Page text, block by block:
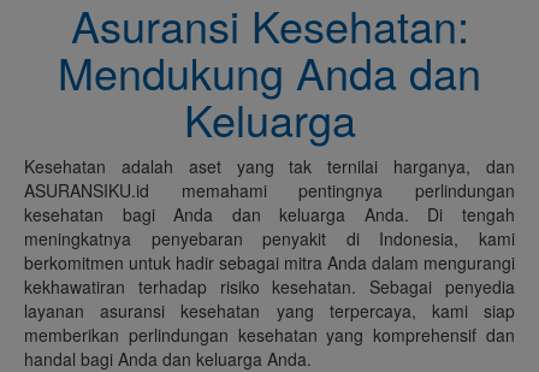
Asuransi Kesehatan:
Mendukung Anda dan
Keluarga
Kesehatan adalah aset yang tak ternilai harganya, dan
ASURANSIKU.id memahami pentingnya perlindungan
kesehatan bagi Anda dan keluarga Anda. Di tengah
meningkatnya penyebaran penyakit di Indonesia, kami
berkomitmen untuk hadir sebagai mitra Anda dalam mengurangi
kekhawatiran terhadap risiko kesehatan. Sebagai penyedia
layanan asuransi kesehatan yang terpercaya, kami siap
memberikan perlindungan kesehatan yang komprehensif dan
handal bagi Anda dan keluarga Anda.